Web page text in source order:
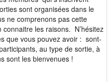
sont organisées dans le
ne comprenons pas cette
connaitre les raisons. N’hésitez
que vous pouvez avoir : sont-
au type de sortie, à
sont les bienvenues !